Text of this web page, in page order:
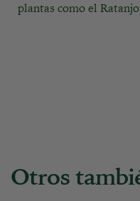
plantas como el
Otros